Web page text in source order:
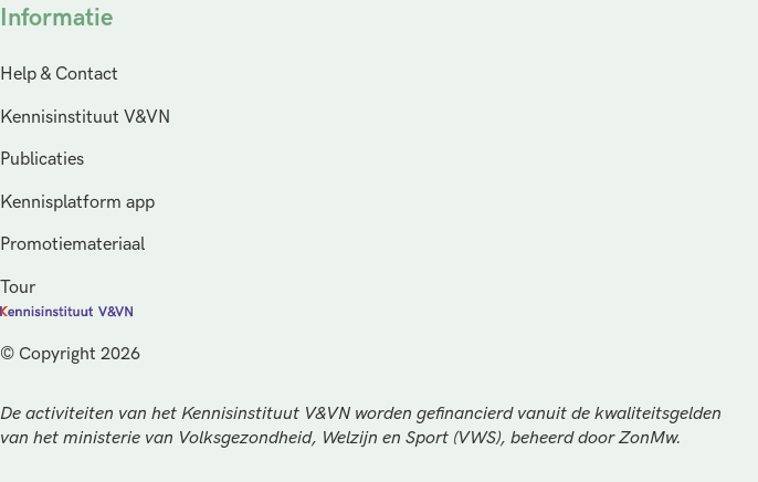
Informatie
Help & Contact
Kennisinstituut V&VN
Publicaties
Kennisplatform app
Promotiemateriaal
Tour
© Copyright 2026
De activiteiten van het Kennisinstituut V&VN worden gefinancierd vanuit de kwaliteitsgelden
van het ministerie van Volksgezondheid, Welzijn en Sport (VWS), beheerd door ZonMw.